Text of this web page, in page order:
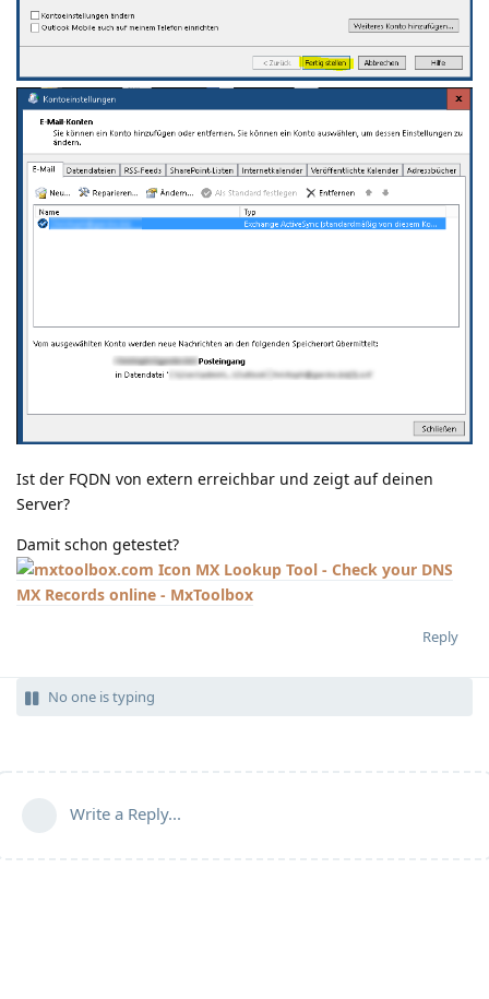
Ist der FQDN von extern erreichbar und zeigt auf deinen
Server?
Damit schon getestet?
MX Lookup Tool - Check your DNS
MX Records online - MxToolbox
Reply
No one is typing
Write a Reply...